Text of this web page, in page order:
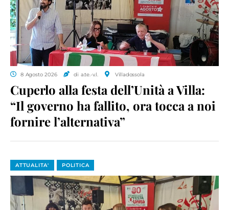
8 Agosto 2026 di a.te.-v.l. Villadossola
Cuperlo alla festa dell’Unità a Villa:
“Il governo ha fallito, ora tocca a noi
fornire l’alternativa”
ATTUALITA' POLITICA